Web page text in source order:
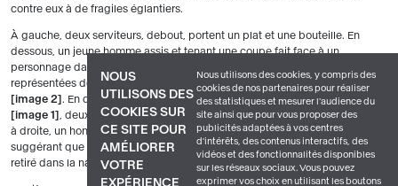
NOUS
UTILISONS DES
COOKIES SUR
CE SITE POUR
AMÉLIORER
VOTRE
EXPÉRIENCE
Nous utilisons des cookies, y compris des
cookies de nos partenaires pour réaliser
des statistiques et mesurer l'audience du
site ainsi que pour vous proposer des
publicités adaptées à vos centres
d'intérêts, des contenus interactifs, des
vidéos et des fonctionnalités disponibles
sur les réseaux sociaux. Vous pouvez
exprimer vos choix en utilisant les boutons
contre eux à de fragiles églantiers.
À gauche, deux serviteurs, debout, portent un plat et une bouteille. En
dessous, un jeune homme assis et tenant une coupe fait face à un
personnage dans la même attitude, à droite du trône. Devant lui sont
représentées deux bouteilles à long col caractéristiques de cette époque
image 2 . En dessous encore, assis autour d'un tapis couvert de plats
image 1
, deux hommes jouent de la flûte et un autre du tambourin. En bas
à droite, un homme garde un cheval, probablement celui du prince,
suggérant que ce dernier se serait déplacé pour rencontrer le vieux sage
retiré dans la nature, comme le relatent de nombreux récits iraniens.